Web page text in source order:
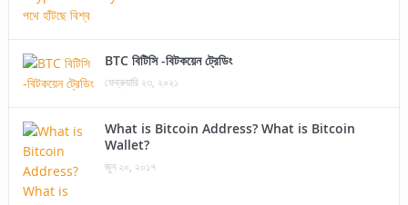
BTC বিটিসি -বিটকয়েন ট্রেডিং
ফেব্রুয়ারি ২৩, ২০২১
What is Bitcoin Address? What is Bitcoin
Wallet?
জুন ২০, ২০১৭